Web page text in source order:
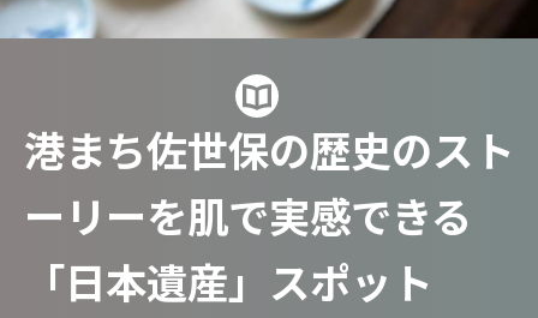
港まち佐世保の歴史のスト
ーリーを肌で実感できる
「日本遺産」スポット